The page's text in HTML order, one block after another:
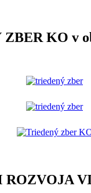
KO v
ROZVOJA